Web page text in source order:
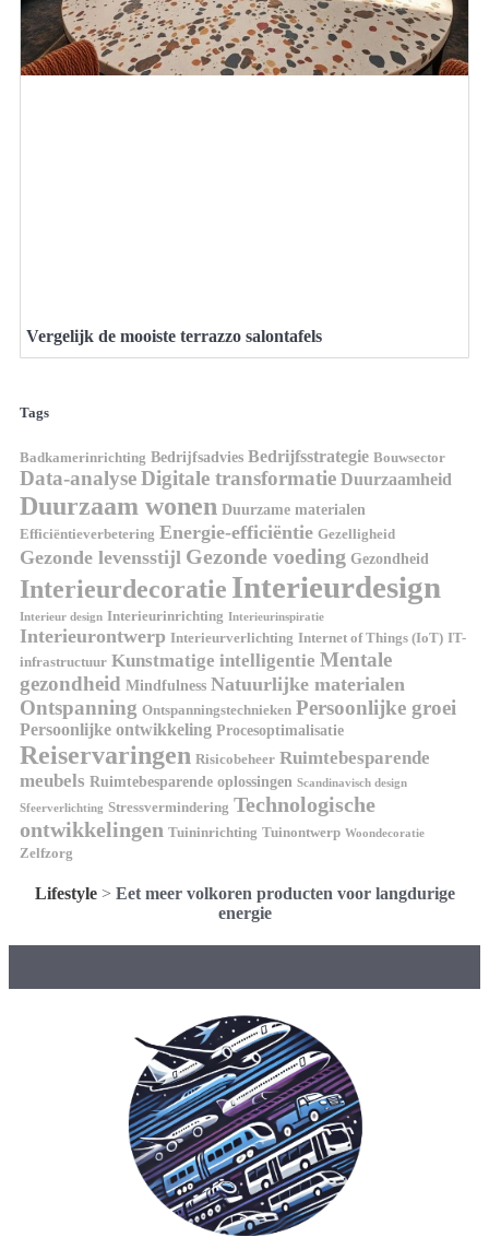
Vergelijk de mooiste terrazzo salontafels
Tags
Badkamerinrichting Bedrijfsadvies Bedrijfsstrategie Bouwsector
Data-analyseDigitale transformatie Duurzaamheid
Duurzaam wonen Duurzame materialen
Efficiëntieverbetering Energie-efficiëntie Gezelligheid
Gezonde levensstijl Gezonde voeding Gezondheid
Interieurdecoratie Interieurdesign
Interieur design Interieurinrichting Interieurinspiratie
Interieurontwerp Interieurverlichting Internet of Things (IoT) IT-
infrastructuur Kunstmatige intelligentie Mentale
gezondheid Mindfulness Natuurlijke materialen
Ontspanning Ontspanningstechnieken Persoonlijke groei
Persoonlijke ontwikkeling Procesoptimalisatie
Reiservaringen Risicobeheer Ruimtebesparende
meubels Ruimtebesparende oplossingen Scandinavisch design
Sfeerverlichting Stressvermindering Technologische
ontwikkelingen Tuininrichting Tuinontwerp Woondecoratie
Zelfzorg
Lifestyle> Eet meer volkoren producten voor langdurige
energie